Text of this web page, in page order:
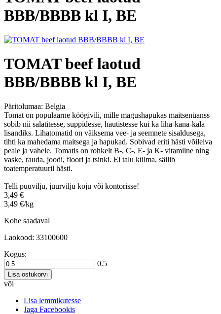
BBB/BBBB kl I, BE
TOMAT beef laotud
BBB/BBBB kl I, BE
Päritolumaa: Belgia
Tomat on populaarne köögivili, mille magushapukas maitsenüanss
sobib nii salatitesse, suppidesse, hautistesse kui ka liha-kana-kala
lisandiks. Lihatomatid on väiksema vee- ja seemnete sisaldusega,
tihti ka mahedama maitsega ja hapukad. Sobivad eriti hästi võileiva
peale ja vahele. Tomatis on rohkelt B-, C-, E- ja K- vitamiine ning
vaske, rauda, joodi, floori ja tsinki. Ei talu külma, säilib
toatemperatuuril hästi.
Telli puuvilju, juurvilju koju või kontorisse!
3,49 €
3,49 €/kg
Kohe saadaval
Laokood: 33100600
Kogus:
0.5
Lisa ostukorvi
või
Lisa lemmikutesse
Jaga Facebookis